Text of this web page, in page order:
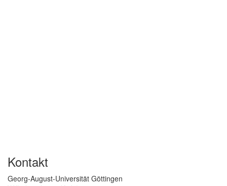
Kontakt
Georg-August-Universität Göttingen